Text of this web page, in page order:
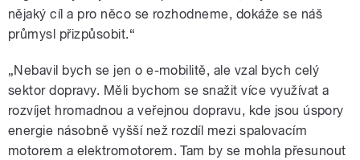
nějaký cíl a pro něco se rozhodneme, dokáže se náš
průmysl přizpůsobit.“
„Nebavil bych se jen o e-mobilitě, ale vzal bych celý
sektor dopravy. Měli bychom se snažit více využívat a
rozvíjet hromadnou a veřejnou dopravu, kde jsou úspory
energie násobně vyšší než rozdíl mezi spalovacím
motorem a elektromotorem. Tam by se mohla přesunout